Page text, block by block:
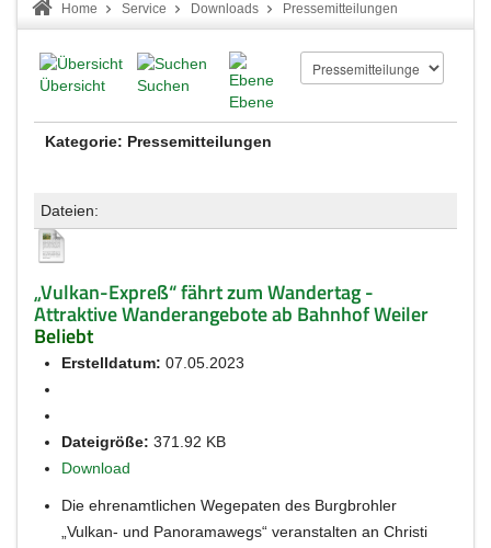
Home Service Downloads Pressemitteilungen
Übersicht
Suchen
Ebene
Kategorie: Pressemitteilungen
Dateien:
„Vulkan-Expreß“ fährt zum Wandertag -
Attraktive Wanderangebote ab Bahnhof Weiler
Beliebt
Erstelldatum: 07.05.2023
Dateigröße: 371.92 KB
Download
Die ehrenamtlichen Wegepaten des Burgbrohler
„Vulkan- und Panoramawegs“ veranstalten an Christi